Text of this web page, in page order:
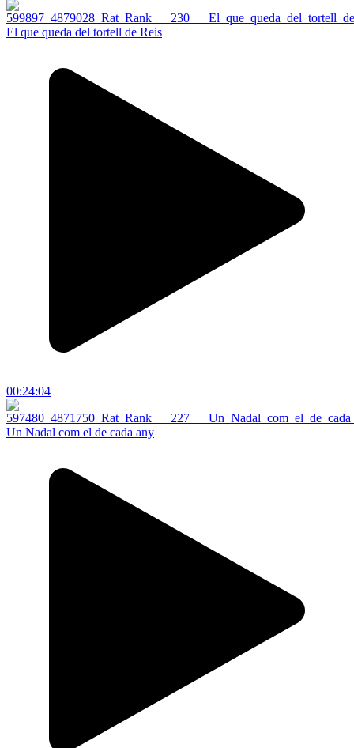
El que queda del tortell de Reis
00:24:04
Un Nadal com el de cada any